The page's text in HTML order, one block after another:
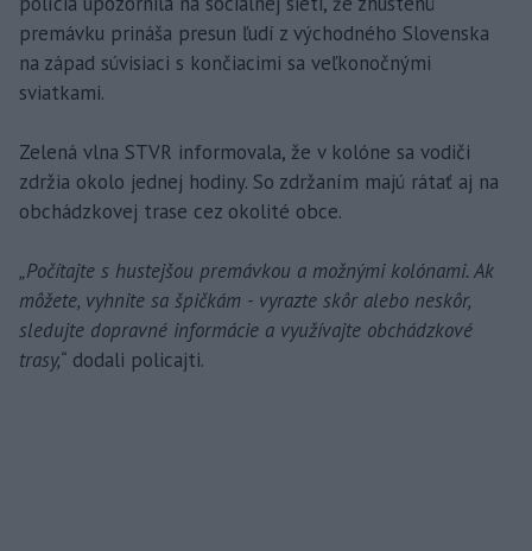
premávku prináša presun ľudí z východného Slovenska
na západ súvisiaci s končiacimi sa veľkonočnými
sviatkami.
Zelená vlna STVR informovala, že v kolóne sa vodiči
zdržia okolo jednej hodiny. So zdržaním majú rátať aj na
obchádzkovej trase cez okolité obce.
„Počítajte s hustejšou premávkou a možnými kolónami. Ak
môžete, vyhnite sa špičkám - vyrazte skôr alebo neskôr,
sledujte dopravné informácie a využívajte obchádzkové
trasy,“ dodali policajti.